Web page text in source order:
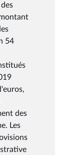
54
des
Les